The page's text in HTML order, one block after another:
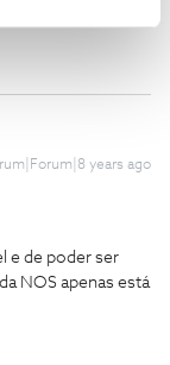
years ago
e de poder ser
NOS apenas está